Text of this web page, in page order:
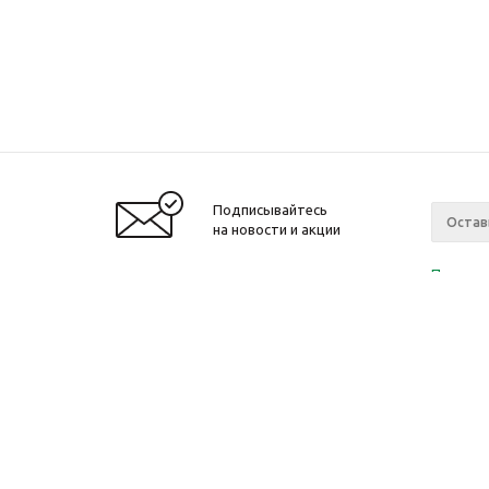
Подписывайтесь
на новости и акции